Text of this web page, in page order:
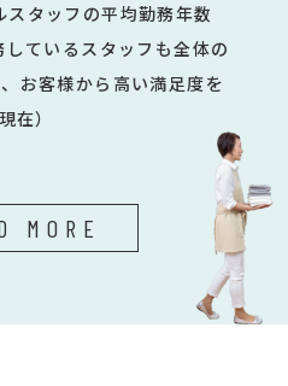
タッフの平均勤務年数
ているスタッフも全体の
お客様から高い満足度を
在）
MORE